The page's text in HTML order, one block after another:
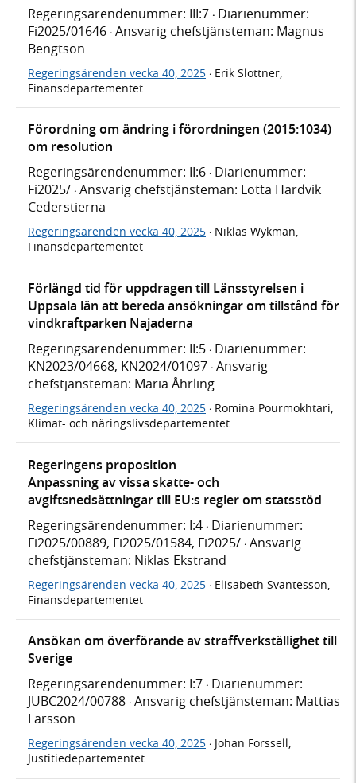
Regeringsärendenummer: III:7 · Diarienummer:
Fi2025/01646 · Ansvarig chefstjänsteman: Magnus
Bengtson
Regeringsärenden vecka 40, 2025 · Erik Slottner,
Finansdepartementet
Förordning om ändring i förordningen (2015:1034)
om resolution
Regeringsärendenummer: II:6 · Diarienummer:
Fi2025/ · Ansvarig chefstjänsteman: Lotta Hardvik
Cederstierna
Regeringsärenden vecka 40, 2025 · Niklas Wykman,
Finansdepartementet
Förlängd tid för uppdragen till Länsstyrelsen i
Uppsala län att bereda ansökningar om tillstånd för
vindkraftparken Najaderna
Regeringsärendenummer: II:5 · Diarienummer:
KN2023/04668, KN2024/01097 · Ansvarig
chefstjänsteman: Maria Åhrling
Regeringsärenden vecka 40, 2025 · Romina Pourmokhtari,
Klimat- och näringslivsdepartementet
Regeringens proposition
Anpassning av vissa skatte- och
avgiftsnedsättningar till EU:s regler om statsstöd
Regeringsärendenummer: I:4 · Diarienummer:
Fi2025/00889, Fi2025/01584, Fi2025/ · Ansvarig
chefstjänsteman: Niklas Ekstrand
Regeringsärenden vecka 40, 2025 · Elisabeth Svantesson,
Finansdepartementet
Ansökan om överförande av straffverkställighet till
Sverige
Regeringsärendenummer: I:7 · Diarienummer:
JUBC2024/00788 · Ansvarig chefstjänsteman: Mattias
Larsson
Regeringsärenden vecka 40, 2025 · Johan Forssell,
Justitiedepartementet